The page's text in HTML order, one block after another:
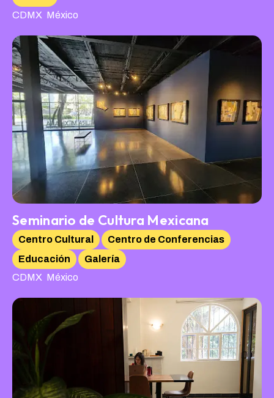
CDMX México
Seminario de Cultura Mexicana
Centro Cultural
Centro de Conferencias
Educación
Galería
CDMX México